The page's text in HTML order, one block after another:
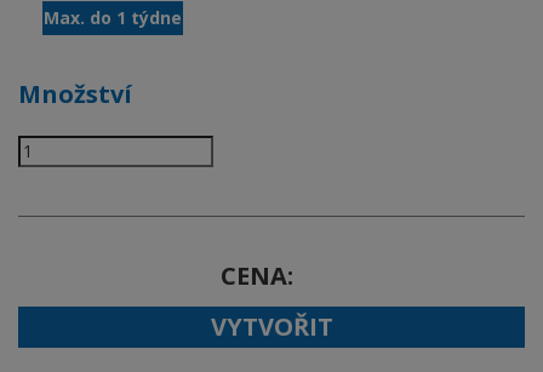
Max. do 1 týdne
Množství
CENA
VYTVOŘIT